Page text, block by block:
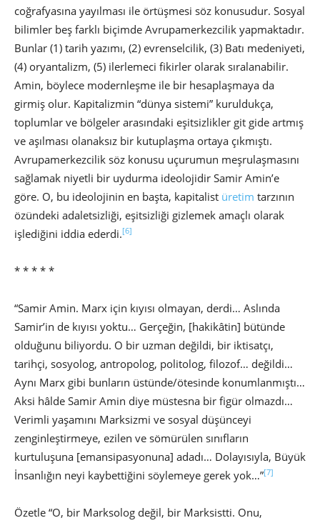
coğrafyasına yayılması ile örtüşmesi söz konusudur. Sosyal
bilimler beş farklı biçimde Avrupamerkezcilik yapmaktadır.
Bunlar (1) tarih yazımı, (2) evrenselcilik, (3) Batı medeniyeti,
(4) oryantalizm, (5) ilerlemeci fikirler olarak sıralanabilir.
Amin, böylece modernleşme ile bir hesaplaşmaya da
girmiş olur. Kapitalizmin “dünya sistemi” kuruldukça,
toplumlar ve bölgeler arasındaki eşitsizlikler git gide artmış
ve aşılması olanaksız bir kutuplaşma ortaya çıkmıştı.
Avrupamerkezcilik söz konusu uçurumun meşrulaşmasını
sağlamak niyetli bir uydurma ideolojidir Samir Amin’e
göre. O, bu ideolojinin en başta, kapitalist üretim tarzının
özündeki adaletsizliği, eşitsizliği gizlemek amaçlı olarak
işlediğini iddia ederdi.[6]
* * * * *
“Samir Amin. Marx için kıyısı olmayan, derdi… Aslında
Samir’in de kıyısı yoktu… Gerçeğin, [hakikâtin] bütünde
olduğunu biliyordu. O bir uzman değildi, bir iktisatçı,
tarihçi, sosyolog, antropolog, politolog, filozof… değildi…
Aynı Marx gibi bunların üstünde/ötesinde konumlanmıştı…
Aksi hâlde Samir Amin diye müstesna bir figür olmazdı…
Verimli yaşamını Marksizmi ve sosyal düşünceyi
zenginleştirmeye, ezilen ve sömürülen sınıfların
kurtuluşuna [emansipasyonuna] adadı… Dolayısıyla, Büyük
İnsanlığın neyi kaybettiğini söylemeye gerek yok…”[7]
Özetle “O, bir Marksolog değil, bir Marksistti. Onu,